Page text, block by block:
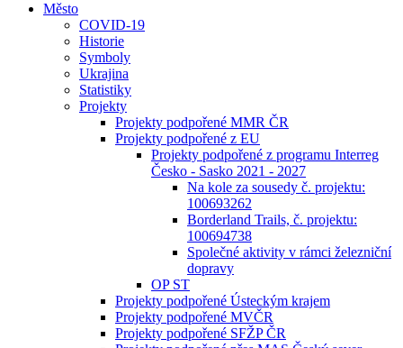
Město
COVID-19
Historie
Symboly
Ukrajina
Statistiky
Projekty
Projekty podpořené MMR ČR
Projekty podpořené z EU
Projekty podpořené z programu Interreg
Česko - Sasko 2021 - 2027
Na kole za sousedy č. projektu:
100693262
Borderland Trails, č. projektu:
100694738
Společné aktivity v rámci železniční
dopravy
OP ST
Projekty podpořené Ústeckým krajem
Projekty podpořené MVČR
Projekty podpořené SFŽP ČR